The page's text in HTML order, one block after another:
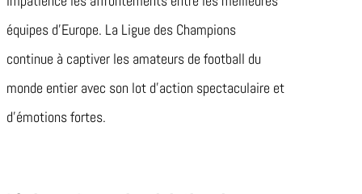
équipes d’Europe. La Ligue des Champions
continue à captiver les amateurs de football du
monde entier avec son lot d’action spectaculaire et
d’émotions fortes.